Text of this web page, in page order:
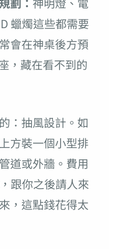
蠟燭這些都需要
會在神桌後方預
，藏在看不到的
：抽風設計。如
方裝一個小型排
道或外牆。費用
跟你之後請人來
，這點錢花得太